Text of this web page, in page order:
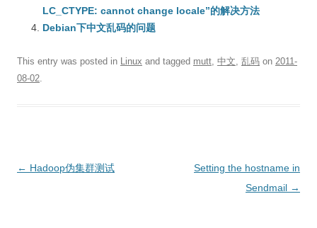
LC_CTYPE: cannot change locale”的解决方法
Debian下中文乱码的问题
This entry was posted in Linux and tagged mutt, 中文, 乱码 on 2011-
08-02.
Post
← Hadoop伪集群测试
Setting the hostname in
Sendmail →